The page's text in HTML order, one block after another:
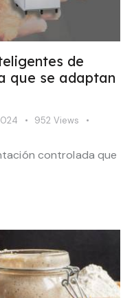
de
que se adaptan
952 Views
controlada que